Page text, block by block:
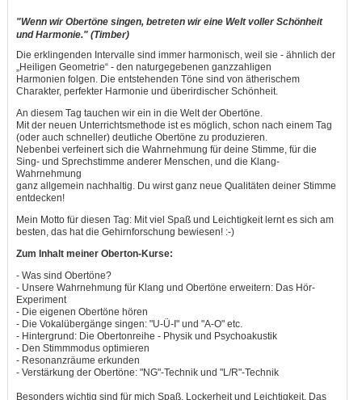
"Wenn wir Obertöne singen, betreten wir eine Welt voller Schönheit
und Harmonie." (Timber)
Die erklingenden Intervalle sind immer harmonisch, weil sie - ähnlich der
„Heiligen Geometrie“ - den naturgegebenen ganzzahligen
Harmonien folgen. Die entstehenden Töne sind von ätherischem
Charakter, perfekter Harmonie und überirdischer Schönheit.
An diesem Tag tauchen wir ein in die Welt der Obertöne.
Mit der neuen Unterrichtsmethode ist es möglich, schon nach einem Tag
(oder auch schneller) deutliche Obertöne zu produzieren.
Nebenbei verfeinert sich die Wahrnehmung für deine Stimme, für die
Sing- und Sprechstimme anderer Menschen, und die Klang-
Wahrnehmung
ganz allgemein nachhaltig. Du wirst ganz neue Qualitäten deiner Stimme
entdecken!
Mein Motto für diesen Tag: Mit viel Spaß und Leichtigkeit lernt es sich am
besten, das hat die Gehirnforschung bewiesen! :-)
Zum Inhalt meiner Oberton-Kurse:
- Was sind Obertöne?
- Unsere Wahrnehmung für Klang und Obertöne erweitern: Das Hör-
Experiment
- Die eigenen Obertöne hören
- Die Vokalübergänge singen: "U-Ü-I" und "A-O" etc.
- Hintergrund: Die Obertonreihe - Physik und Psychoakustik
- Den Stimmmodus optimieren
- Resonanzräume erkunden
- Verstärkung der Obertöne: "NG"-Technik und "L/R"-Technik
Besonders wichtig sind für mich Spaß, Lockerheit und Leichtigkeit. Das